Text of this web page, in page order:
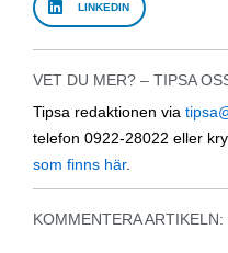
LINKEDIN
VET DU MER? – TIPSA
Tipsa redaktionen via
telefon 0922-28022 eller
som finns här.
KOMMENTERA ARTIKELN: